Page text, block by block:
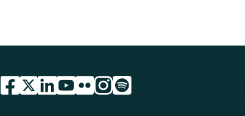
przejdź do serwisu facebook sgh
przejdź do serwisu twitter sgh
przejdź do serwisu linkedin sgh
przejdź do serwisu youtube sgh
przejdź do serwisu flickr sgh
przejdź do serwisu instagram sgh
przejdź do serwisu spotify sgh